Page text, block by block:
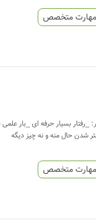
مهارت متخصص
بسیار حرفه ای _بار
شدن حال منه و نه چیز دیگه
مهارت متخصص